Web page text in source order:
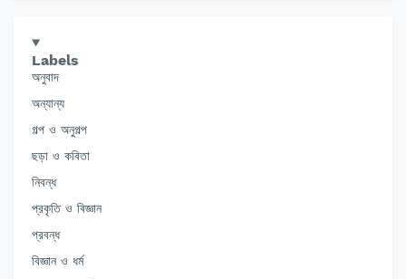
Labels
অনুবাদ
অন্যান্য
গল্প ও অনুগল্প
ছড়া ও কবিতা
নিবন্ধ
প্রকৃতি ও বিজ্ঞান
প্রবন্ধ
বিজ্ঞান ও ধর্ম